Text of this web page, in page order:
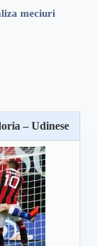
meciuri
– Udinese